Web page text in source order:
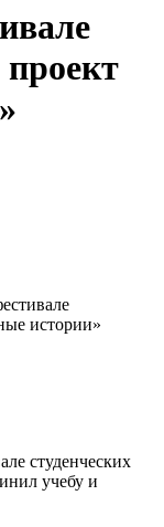
проект
истории»
студенческих
учебу и